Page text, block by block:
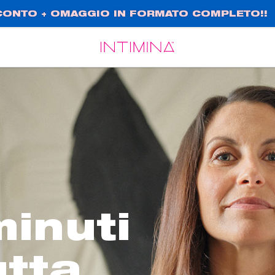
+ OMAGGIO IN FORMATO COMPLETO!!